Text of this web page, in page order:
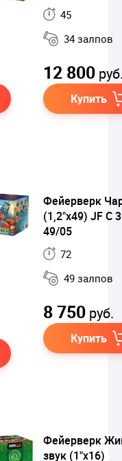
45
34 залпов
12 800
Купить
Фейерверк
(1,2"х49) JF C
49/05
72
49 залпов
8 750 руб.
Купить
Фейерверк
звук (1"х16)